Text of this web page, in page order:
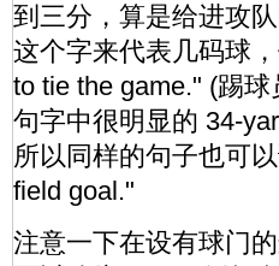
到三分，算是给进攻
这个字来代表几码球
to tie the game." (踢
句字中很明显的 34-
所以同样的句子也可
field goal."
注意一下在设有球门